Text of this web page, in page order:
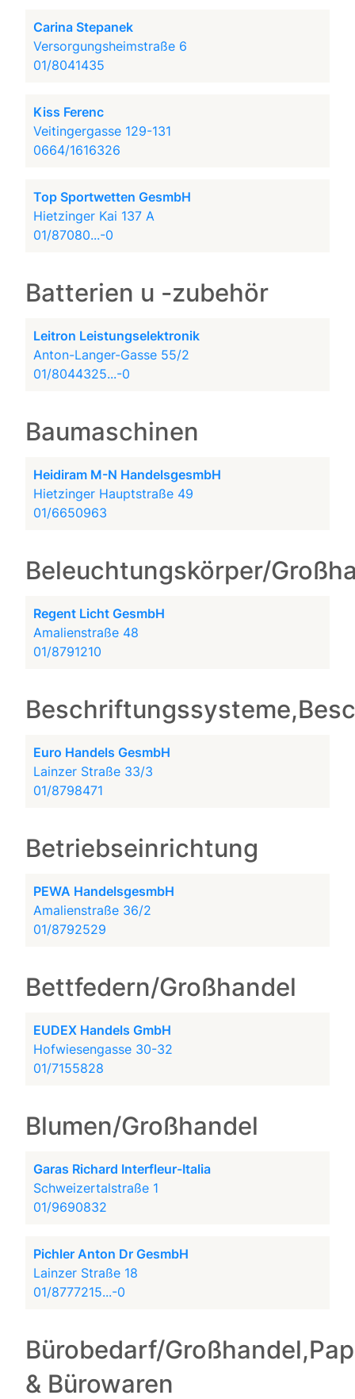
Carina Stepanek
Versorgungsheimstraße 6
01/8041435
Kiss Ferenc
Veitingergasse 129-131
0664/1616326
Top Sportwetten GesmbH
Hietzinger Kai 137 A
01/87080...-0
Batterien u -zubehör
Leitron Leistungselektronik
Anton-Langer-Gasse 55/2
01/8044325...-0
Baumaschinen
Heidiram M-N HandelsgesmbH
Hietzinger Hauptstraße 49
01/6650963
Beleuchtungskörper/
Regent Licht GesmbH
Amalienstraße 48
01/8791210
Euro Handels GesmbH
Lainzer Straße 33/3
01/8798471
Betriebseinrichtung
PEWA HandelsgesmbH
Amalienstraße 36/2
01/8792529
Bettfedern/Großhandel
EUDEX Handels GmbH
Hofwiesengasse 30-32
01/7155828
Blumen/Großhandel
Garas Richard Interfleur-Italia
Schweizertalstraße 1
01/9690832
Pichler Anton Dr GesmbH
Lainzer Straße 18
01/8777215...-0
Bürobedarf/
& Bürowaren